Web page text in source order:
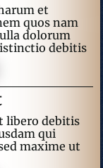
et
quos nam
dolorum
debitis
libero debitis
qui
maxime ut